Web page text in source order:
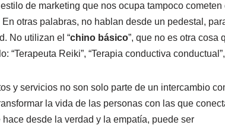
de marketing que nos ocupa tampoco cometen
otras palabras, no hablan desde un pedestal,
No utilizan el “chino básico”, que no es otra cosa
Reiki”, “Terapia conductiva
y servicios no son solo parte de un intercambio
la vida de las personas con las que
desde la verdad y la empatía, puede ser